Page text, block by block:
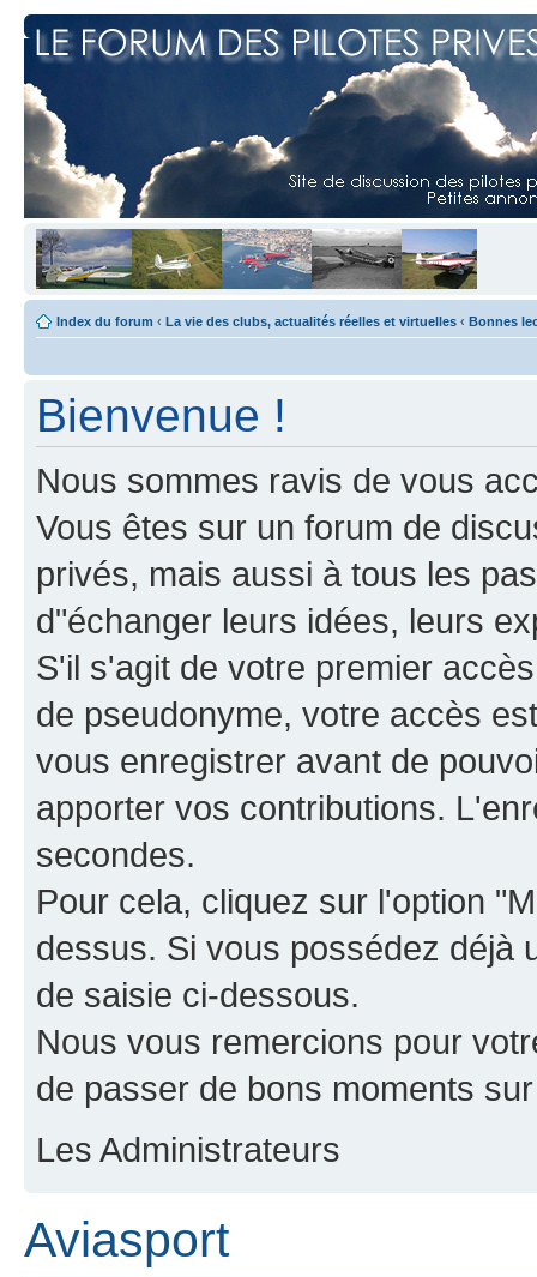
Index du forum ‹ La vie des clubs, actualités réelles et virtuelles ‹ Bonnes
Bienvenue !
Nous sommes ravis de vous
Vous êtes sur un forum de
privés, mais aussi à tous les
d"échanger leurs idées, leurs
S'il s'agit de votre premier
de pseudonyme, votre accès
vous enregistrer avant de
apporter vos contributions.
secondes.
Pour cela, cliquez sur l'option
dessus. Si vous possédez déjà
de saisie ci-dessous.
Nous vous remercions pour
de passer de bons moments
Les Administrateurs
Aviasport